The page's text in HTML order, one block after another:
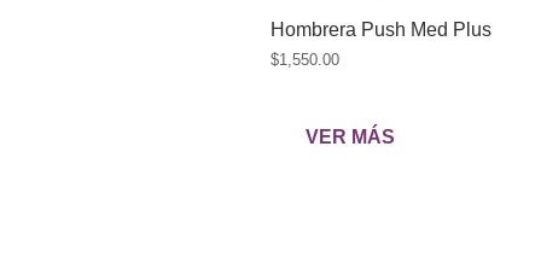
Vista rápida
Hombrera Push Med Plus
$1,550.00
VER MÁS